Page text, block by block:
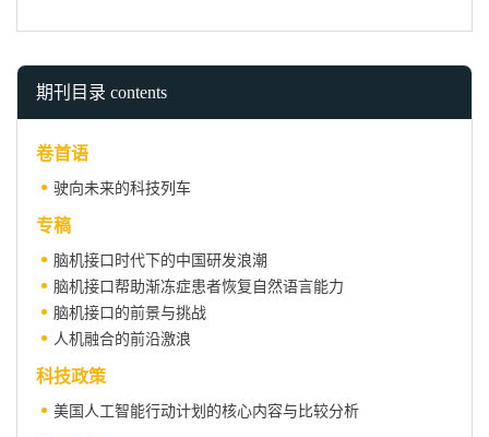
期刊目录 contents
卷首语
驶向未来的科技列车
专稿
脑机接口时代下的中国研发浪潮
脑机接口帮助渐冻症患者恢复自然语言能力
脑机接口的前景与挑战
人机融合的前沿激浪
科技政策
美国人工智能行动计划的核心内容与比较分析